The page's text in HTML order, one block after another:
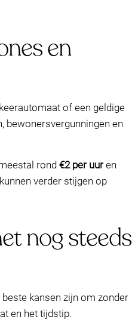
en
of een geldige
bewonersvergunningen en
rond €2 per uuren
verder stijgen op
nog steeds
beste kansen zijn om zonder
en het tijdstip.